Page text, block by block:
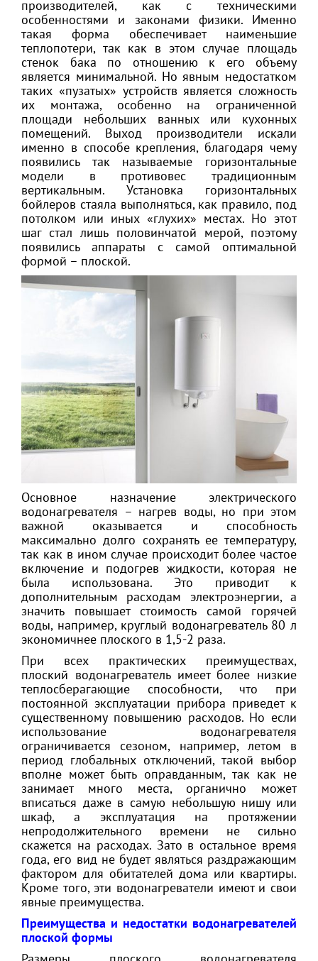
производителей, как с техническими
особенностями и законами физики. Именно
такая форма обеспечивает наименьшие
теплопотери, так как в этом случае площадь
стенок бака по отношению к его объему
является минимальной. Но явным недостатком
таких «пузатых» устройств является сложность
их монтажа, особенно на ограниченной
площади небольших ванных или кухонных
помещений. Выход производители искали
именно в способе крепления, благодаря чему
появились так называемые горизонтальные
модели в противовес традиционным
вертикальным. Установка горизонтальных
бойлеров стаяла выполняться, как правило, под
потолком или иных «глухих» местах. Но этот
шаг стал лишь половинчатой мерой, поэтому
появились аппараты с самой оптимальной
формой – плоской.
Основное назначение электрического
водонагревателя – нагрев воды, но при этом
важной оказывается и способность
максимально долго сохранять ее температуру,
так как в ином случае происходит более частое
включение и подогрев жидкости, которая не
была использована. Это приводит к
дополнительным расходам электроэнергии, а
значить повышает стоимость самой горячей
воды, например, круглый водонагреватель 80 л
экономичнее плоского в 1,5-2 раза.
При всех практических преимуществах,
плоский водонагреватель имеет более низкие
теплосберагающие способности, что при
постоянной эксплуатации прибора приведет к
существенному повышению расходов. Но если
использование водонагревателя
ограничивается сезоном, например, летом в
период глобальных отключений, такой выбор
вполне может быть оправданным, так как не
занимает много места, органично может
вписаться даже в самую небольшую нишу или
шкаф, а эксплуатация на протяжении
непродолжительного времени не сильно
скажется на расходах. Зато в остальное время
года, его вид не будет являться раздражающим
фактором для обитателей дома или квартиры.
Кроме того, эти водонагреватели имеют и свои
явные преимущества.
Преимущества и недостатки водонагревателей
плоской формы